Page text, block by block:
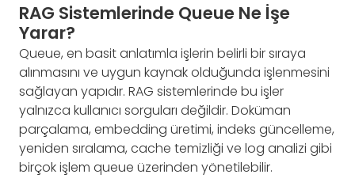
RAG Sistemlerinde Queue Ne İşe
Yarar?
Queue, en basit anlatımla işlerin belirli bir sıraya
alınmasını ve uygun kaynak olduğunda işlenmesini
sağlayan yapıdır. RAG sistemlerinde bu işler
yalnızca kullanıcı sorguları değildir. Doküman
parçalama, embedding üretimi, indeks güncelleme,
yeniden sıralama, cache temizliği ve log analizi gibi
birçok işlem queue üzerinden yönetilebilir.